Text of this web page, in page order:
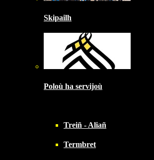
Skipailh
Poloù ha servijoù
Treiñ - Aliañ
Termbret